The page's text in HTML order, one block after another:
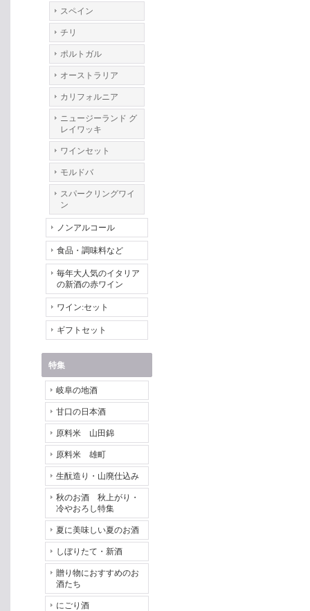
スペイン
チリ
ポルトガル
オーストラリア
カリフォルニア
ニュージーランド グ
レイワッキ
ワインセット
モルドバ
スパークリングワイ
ン
ノンアルコール
食品・調味料など
毎年大人気のイタリア
の新酒の赤ワイン
ワイン:セット
ギフトセット
特集
岐阜の地酒
甘口の日本酒
原料米 山田錦
原料米 雄町
生酛造り・山廃仕込み
秋のお酒 秋上がり・
冷やおろし特集
夏に美味しい夏のお酒
しぼりたて・新酒
贈り物におすすめのお
酒たち
にごり酒